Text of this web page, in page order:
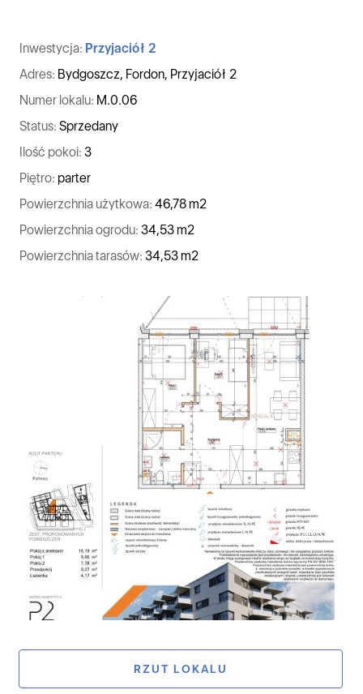
Inwestycja: Przyjaciół 2
Adres: Bydgoszcz, Fordon, Przyjaciół 2
Numer lokalu: M.0.06
Status: Sprzedany
Ilość pokoi: 3
Piętro: parter
Powierzchnia użytkowa: 46,78 m2
Powierzchnia ogrodu: 34,53 m2
Powierzchnia tarasów: 34,53 m2
RZUT LOKALU